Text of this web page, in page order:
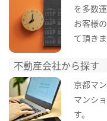
を多数
お客様
て頂きま
不動産会社から探す
京都マ
マンシ
す。